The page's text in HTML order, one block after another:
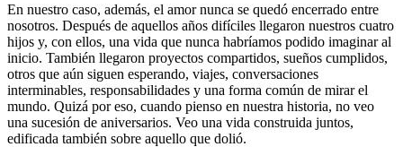
En nuestro caso, además, el amor nunca se quedó encerrado entre
nosotros. Después de aquellos años difíciles llegaron nuestros cuatro
hijos y, con ellos, una vida que nunca habríamos podido imaginar al
inicio. También llegaron proyectos compartidos, sueños cumplidos,
otros que aún siguen esperando, viajes, conversaciones
interminables, responsabilidades y una forma común de mirar el
mundo. Quizá por eso, cuando pienso en nuestra historia, no veo
una sucesión de aniversarios. Veo una vida construida juntos,
edificada también sobre aquello que dolió.